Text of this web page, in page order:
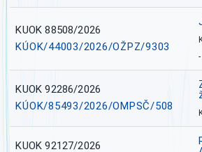
KUOK 88508/2026
KÚOK/44003/2026/OŽPZ/9303
KUOK 92286/2026
KÚOK/85493/2026/OMPSČ/508
KUOK 92127/2026